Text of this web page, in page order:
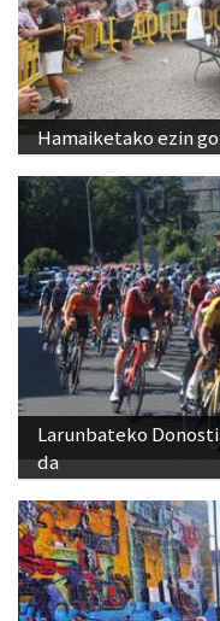
Hamaiketako ezin
Larunbateko
da